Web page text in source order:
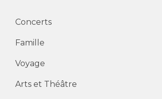
Concerts
Famille
Voyage
Arts et Théâtre